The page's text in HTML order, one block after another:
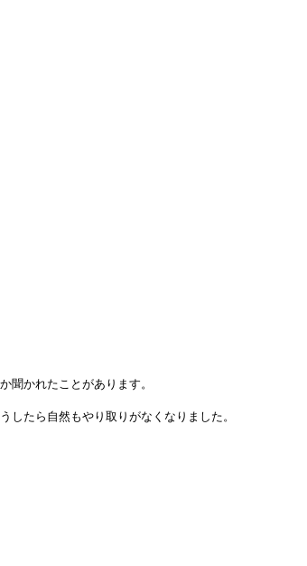
聞かれたことがあります。
たら自然もやり取りがなくなりました。